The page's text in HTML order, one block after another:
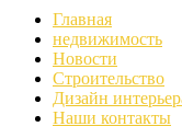
Главная
недвижимость
Новости
Строительство
Дизайн
Наши контакты